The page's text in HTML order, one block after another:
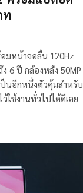
ท
มหน้าจอลื่น 120Hz
6 ปี กล้องหลัง 50MP
นอีกหนึ่งตัวคุ้มสำหรับ
ใช้งานทั่วไปได้ดีเลย